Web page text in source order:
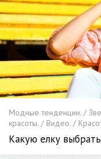
Модные тенденции. /
красоты. / Видео. /
Какую елку